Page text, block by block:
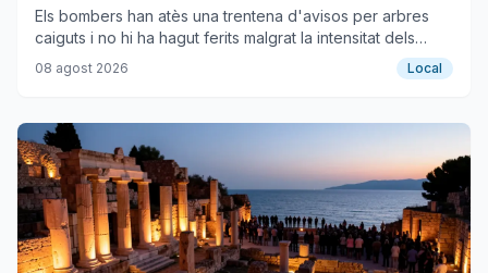
Els bombers han atès una trentena d'avisos per arbres
caiguts i no hi ha hagut ferits malgrat la intensitat dels
xàfecs.
08 agost 2026 Local